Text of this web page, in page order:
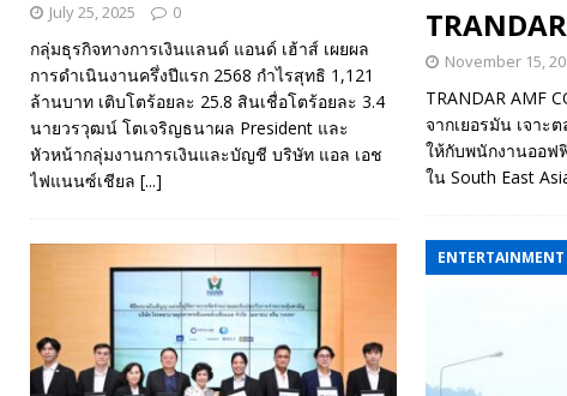
November 15,
TRANDAR AMF
จากเยอรมัน เจาะ
ให้กับพนักงานออฟ
ใน South East
July 25, 2025 0
กลุ่มธุรกิจทางการเงินแลนด์ แอนด์ เฮ้าส์ เผยผล
การดำเนินงานครึ่งปีแรก 2568 กำไรสุทธิ 1,121
ล้านบาท เติบโตร้อยละ 25.8 สินเชื่อโตร้อยละ 3.4
นายวรวุฒน์ โตเจริญธนาผล President และ
หัวหน้ากลุ่มงานการเงินและบัญชี บริษัท แอล เอช
ไฟแนนซ์เชียล [...]